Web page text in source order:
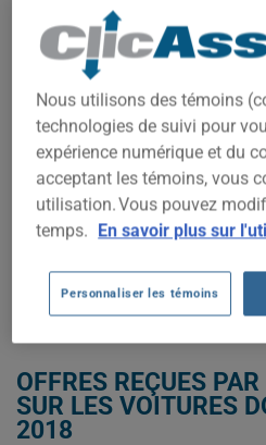
Nous n'avons pas encore
d'assurance auto pour ce
Essayez un autre modèle ou
commencez une soumission
Pour trouver la meilleur
DURANGO 2018, il est plus
les options disponibles.
DURANGO
OFFRES REÇUES
SUR LES VOITURES
2018
Nous utilisons des témoins
technologies de suivi pour
expérience numérique et du
acceptant les témoins, vous
utilisation. Vous pouvez
temps. En savoir plus sur
Personnaliser les témoins